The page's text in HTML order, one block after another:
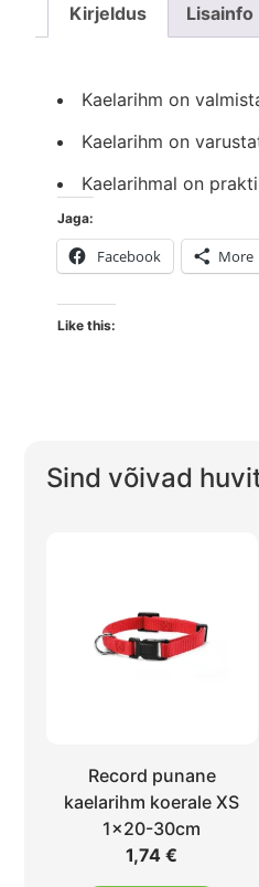
Kirjeldus Lisainfo
Kaelarihm on
Kaelarihm on
Kaelarihmal on
Jaga:
Facebook More
Like this:
Sind võivad
Record punane
kaelarihm koerale XS
1×20-30cm
1,74€